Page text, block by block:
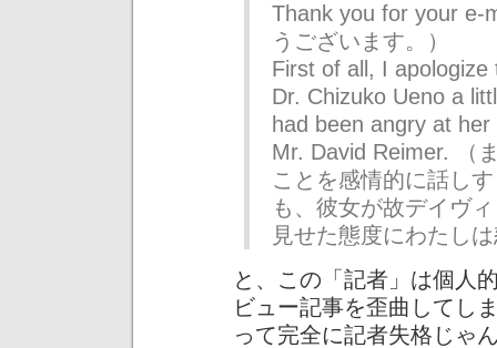
Thank you for your e-
うございます。）
First of all, I
Dr. Chizuko Ueno a
had been angry at
Mr. David Reimer. （
ことを感情的に話し
も、彼女が故デイヴ
見せた態度にわたし
と、この「記者」は個人
ビュー記事を歪曲してし
って完全に記者失格じゃ